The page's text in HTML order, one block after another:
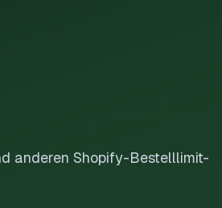
anderen Shopify-Bestelllimit-